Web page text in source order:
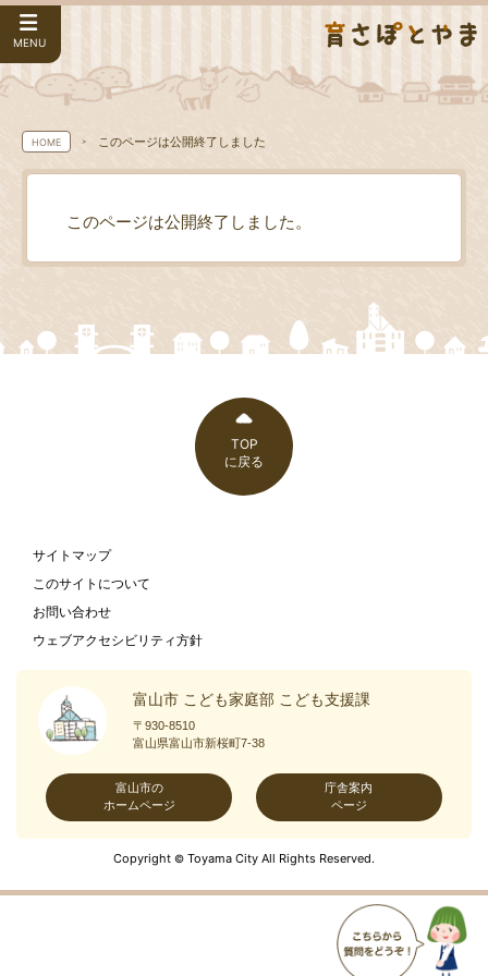
MENU
HOME このページは公開終了しました
このページは公開終了しました。
TOP
に戻る
サイトマップ
このサイトについて
お問い合わせ
ウェブアクセシビリティ方針
富山市 こども家庭部 こども支援課
〒930-8510
富山県富山市新桜町7-38
富山市の
ホームページ
庁舎案内
ページ
Copyright © Toyama City All Rights Reserved.